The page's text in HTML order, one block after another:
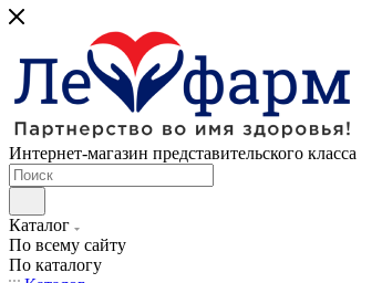
Интернет-магазин представительского класса
Каталог
По всему сайту
По каталогу